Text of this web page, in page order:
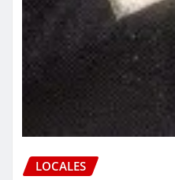
LOCALES